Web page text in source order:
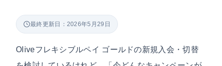
最終更新日：2026年5月29日
Oliveフレキシブルペイ ゴールドの新規入会・切替